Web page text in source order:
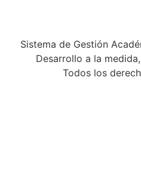
Sistema de Gestión
Desarrollo a la
Todos los